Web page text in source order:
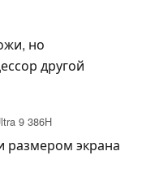
но
другой
9 386H
размером экрана